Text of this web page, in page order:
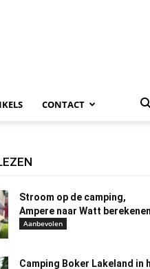
CONTACT
Stroom op de camping,
Ampere naar Watt berekenen
Aanbevolen
Camping Boker Lakeland in